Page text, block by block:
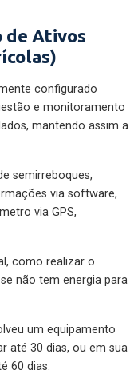
de Ativos
configurado
e monitoramento
mantendo assim a
semirreboques,
via software,
via GPS,
como realizar o
não tem energia para
um equipamento
até 30 dias, ou em sua
60 dias.